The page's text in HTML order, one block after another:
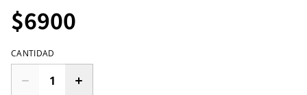
$6900
CANTIDAD